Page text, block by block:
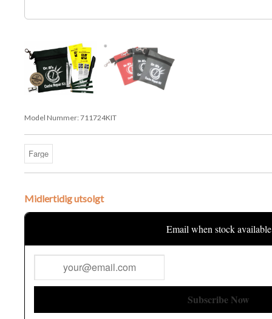
Model Nummer: 711724KIT
Midlertidig utsolgt
Email when stock available